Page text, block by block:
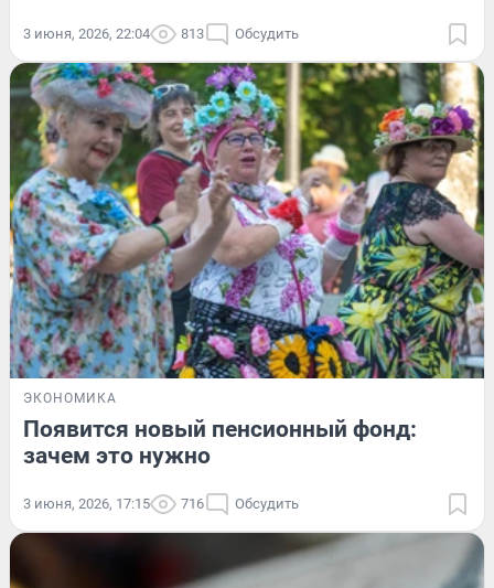
3 июня, 2026, 22:04 813 Обсудить
ЭКОНОМИКА
Появится новый пенсионный фонд:
зачем это нужно
3 июня, 2026, 17:15 716 Обсудить